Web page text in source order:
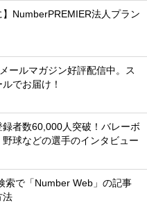
】NumberPREMIER法人プラン
ールマガジン好評配信中。ス
でお届け！
者数60,000人突破！バレーボ
球などの選手のインタビュー
索で「Number Web」の記事
法